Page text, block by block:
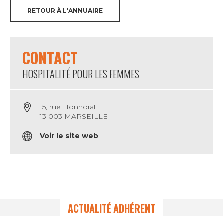
RETOUR À L'ANNUAIRE
CONTACT
HOSPITALITÉ POUR LES FEMMES
15, rue Honnorat
13 003 MARSEILLE
Voir le site web
ACTUALITÉ ADHÉRENT